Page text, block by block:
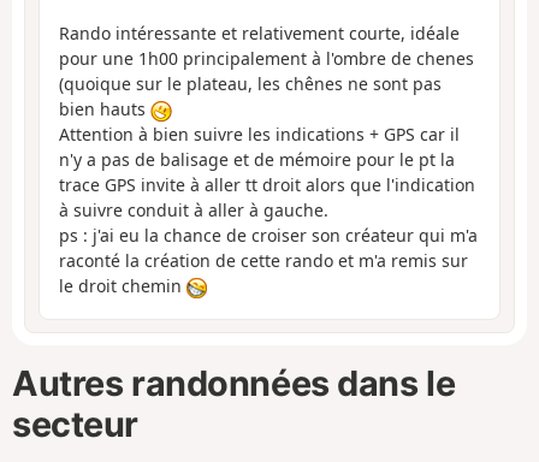
Rando intéressante et relativement courte, idéale
pour une 1h00 principalement à l'ombre de chenes
(quoique sur le plateau, les chênes ne sont pas
bien hauts
Attention à bien suivre les indications + GPS car il
n'y a pas de balisage et de mémoire pour le pt la
trace GPS invite à aller tt droit alors que l'indication
à suivre conduit à aller à gauche.
ps : j'ai eu la chance de croiser son créateur qui m'a
raconté la création de cette rando et m'a remis sur
le droit chemin
Autres randonnées dans le
secteur